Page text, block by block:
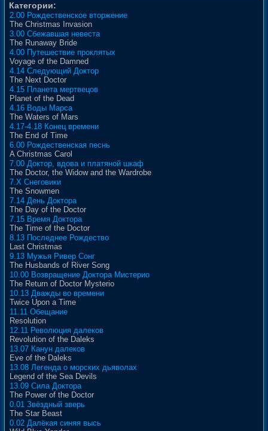
Категории:
2.00 Рождественское вторжение
The Christmas Invasion
3.00 Сбежавшая невеста
The Runaway Bride
4.00 Путешествие проклятых
Voyage of the Damned
4.14 Следующий Доктор
The Next Doctor
4.15 Планета мертвецов
Planet of the Dead
4.16 Воды Марса
The Waters of Mars
4.17-4.18 Конец времени
The End of Time
6.00 Рождественская песнь
A Christmas Carol
7.00 Доктор, вдова и платяной шкаф
The Doctor, the Widow and the Wardrobe
7.X Снеговики
The Snowmen
7.14 День Доктора
The Day of the Doctor
7.15 Время Доктора
The Time of the Doctor
8.13 Последнее Рождество
Last Christmas
9.13 Мужья Ривер Сонг
The Husbands of River Song
10.00 Возвращение Доктора Мистерио
The Return of Doctor Mysterio
10.13 Дважды во времени
Twice Upon a Time
11.11 Обещание
Resolution
12.11 Революция далеков
Revolution of the Daleks
13.07 Канун далеков
Eve of the Daleks
13.08 Легенда о морских дьяволах
Legend of the Sea Devils
13.09 Сила Доктора
The Power of the Doctor
0.01 Звёздный зверь
The Star Beast
0.02 Далёкая синяя высь